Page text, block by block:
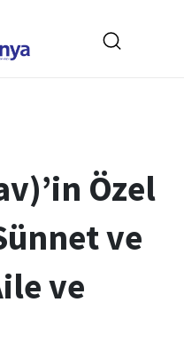
Özel
ve
ve